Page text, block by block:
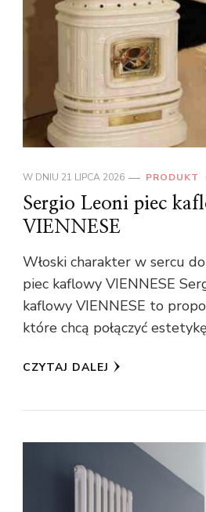
W DNIU 21 LIPCA 2026 PRODUKT
Sergio Leoni piec
VIENNESE
Włoski charakter w sercu
piec kaflowy VIENNESE
kaflowy VIENNESE to
które chcą połączyć
CZYTAJ DALEJ